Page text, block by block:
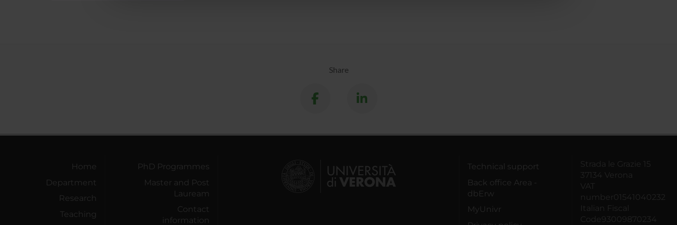
Share
Home
Department
Research
Teaching
PhD Programmes
Master and Post
Lauream
Contact
information
Technical support
Back office Area -
dbErw
MyUnivr
Strada le Grazie 15
37134 Verona
VAT
number01541040232
Italian Fiscal
Code93009870234